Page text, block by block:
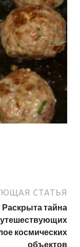
СТАТЬЯ
Раскрыта тайна
космических
объектов